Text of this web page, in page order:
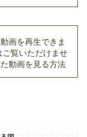
画を再生できま
覧いただけませ
動画を見る方法